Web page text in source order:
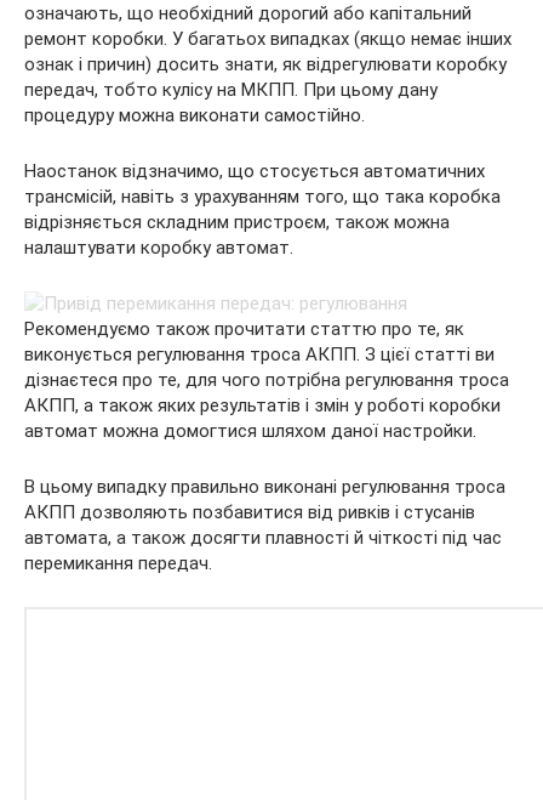
означають, що необхідний дорогий або капітальний
ремонт коробки. У багатьох випадках (якщо немає інших
ознак і причин) досить знати, як відрегулювати коробку
передач, тобто кулісу на МКПП. При цьому дану
процедуру можна виконати самостійно.
Наостанок відзначимо, що стосується автоматичних
трансмісій, навіть з урахуванням того, що така коробка
відрізняється складним пристроєм, також можна
налаштувати коробку автомат.
Рекомендуємо також прочитати статтю про те, як
виконується регулювання троса АКПП. З цієї статті ви
дізнаєтеся про те, для чого потрібна регулювання троса
АКПП, а також яких результатів і змін у роботі коробки
автомат можна домогтися шляхом даної настройки.
В цьому випадку правильно виконані регулювання троса
АКПП дозволяють позбавитися від ривків і стусанів
автомата, а також досягти плавності й чіткості під час
перемикання передач.